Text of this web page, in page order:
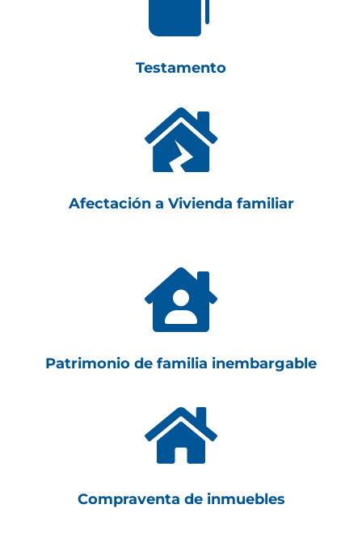
Testamento

Afectación a Vivienda familiar

Patrimonio de familia inembargable

Compraventa de inmuebles